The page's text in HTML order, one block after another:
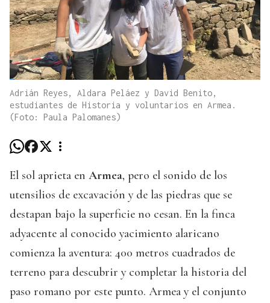
Adrián Reyes, Aldara Peláez y David Benito,
estudiantes de Historia y voluntarios en Armea.
(Foto: Paula Palomanes)
El sol aprieta en Armea, pero el sonido de los
utensilios de excavación y de las piedras que se
destapan bajo la superficie no cesan. En la finca
adyacente al conocido yacimiento alaricano
comienza la aventura: 400 metros cuadrados de
terreno para descubrir y completar la historia del
paso romano por este punto. Armea y el conjunto